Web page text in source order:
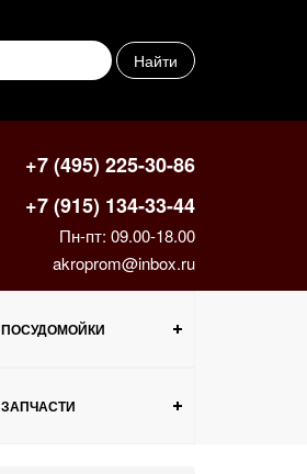
Найти
+7 (495) 225-30-86
+7 (915) 134-33-44
Пн-пт: 09.00-18.00
akroprom@inbox.ru
ПОСУДОМОЙКИ
ЗАПЧАСТИ